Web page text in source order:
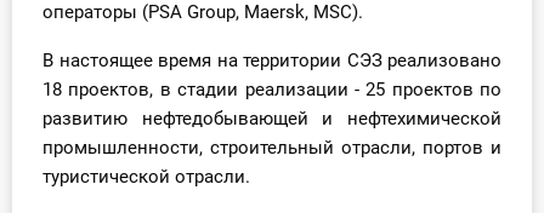
Кадры. Труд. Зарплата.
Учет по отраслям
операторы (PSA Group, Maersk, MSC).
В настоящее время на территории СЭЗ реализовано
18 проектов, в стадии реализации - 25 проектов по
развитию нефтедобывающей и нефтехимической
промышленности, строительный отрасли, портов и
туристической отрасли.